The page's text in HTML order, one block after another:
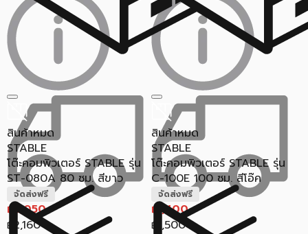
สินค้าหมด
STABLE
โต๊ะคอมพิวเตอร์ STABLE รุ่น
ST-080A 80 ซม. สีขาว
จัดส่งฟรี
฿ 2,050
฿ 2,160
สินค้าหมด
STABLE
โต๊ะคอมพิวเตอร์ STABLE รุ่น
C-100E 100 ซม. สีโอ๊ค
จัดส่งฟรี
฿ 1,400
฿ 1,500